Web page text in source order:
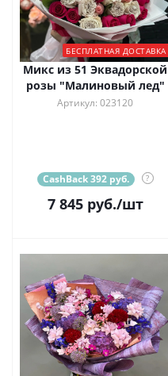
БЕСПЛАТНАЯ ДОСТАВКА
Микс из 51 Эквадорской
розы "Малиновый лед"
Артикул: 023120
CashBack 392 руб. ?
7 845руб./шт